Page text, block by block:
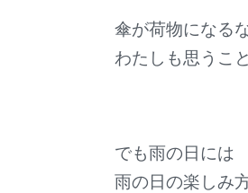
傘が荷物になる
わたしも思うこ
でも雨の日には
雨の日の楽しみ